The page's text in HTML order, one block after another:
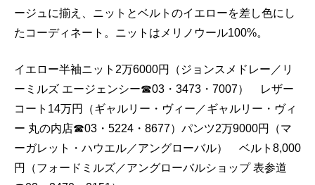
ージュに揃え、ニットとベルトのイエローを差し色にし
たコーディネート。ニットはメリノウール100%。
イエロー半袖ニット2万6000円（ジョンスメドレー／リ
ーミルズ エージェンシー☎︎03・3473・7007） レザー
コート14万円（ギャルリー・ヴィー／ギャルリー・ヴィ
ー 丸の内店☎︎03・5224・8677）パンツ2万9000円（マ
ーガレット・ハウエル／アングローバル） ベルト8,000
円（フォードミルズ／アングローバルショップ 表参道